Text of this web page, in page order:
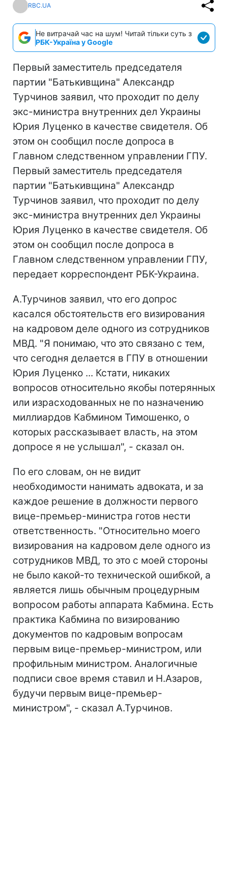
RBC.UA
Не витрачай час на шум! Читай тільки суть з
РБК-Україна у Google
Первый заместитель председателя
партии "Батькивщина" Александр
Турчинов заявил, что проходит по делу
экс-министра внутренних дел Украины
Юрия Луценко в качестве свидетеля. Об
этом он сообщил после допроса в
Главном следственном управлении ГПУ.
Первый заместитель председателя
партии "Батькивщина" Александр
Турчинов заявил, что проходит по делу
экс-министра внутренних дел Украины
Юрия Луценко в качестве свидетеля. Об
этом он сообщил после допроса в
Главном следственном управлении ГПУ,
передает корреспондент РБК-Украина.
А.Турчинов заявил, что его допрос
касался обстоятельств его визирования
на кадровом деле одного из сотрудников
МВД. "Я понимаю, что это связано с тем,
что сегодня делается в ГПУ в отношении
Юрия Луценко ... Кстати, никаких
вопросов относительно якобы потерянных
или израсходованных не по назначению
миллиардов Кабмином Тимошенко, о
которых рассказывает власть, на этом
допросе я не услышал", - сказал он.
По его словам, он не видит
необходимости нанимать адвоката, и за
каждое решение в должности первого
вице-премьер-министра готов нести
ответственность. "Относительно моего
визирования на кадровом деле одного из
сотрудников МВД, то это с моей стороны
не было какой-то технической ошибкой, а
является лишь обычным процедурным
вопросом работы аппарата Кабмина. Есть
практика Кабмина по визированию
документов по кадровым вопросам
первым вице-премьер-министром, или
профильным министром. Аналогичные
подписи свое время ставил и Н.Азаров,
будучи первым вице-премьер-
министром", - сказал А.Турчинов.